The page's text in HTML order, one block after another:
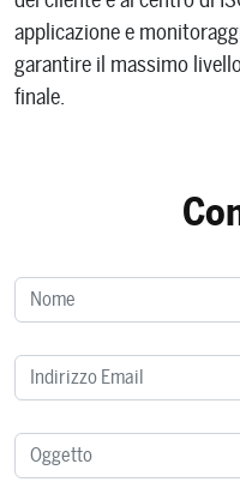
applicazione e
garantire il massimo
finale.